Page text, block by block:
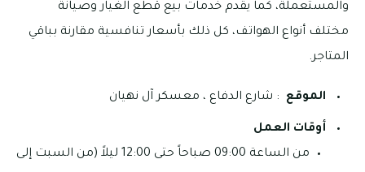
والمستعملة، كما يقدم خدمات بيع قطع الغيار وصيانة
مختلف أنواع الهواتف، كل ذلك بأسعار تنافسية مقارنة بباقي
المتاجر.
الموقع : شارع الدفاع ، معسكر آل نهيان
أوقات العمل
من الساعة 09:00 صباحاً حتى 12:00 ليلاً (من السبت إلى